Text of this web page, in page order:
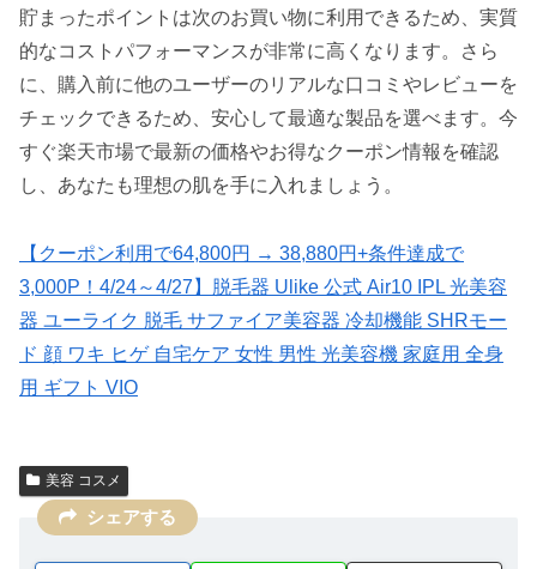
貯まったポイントは次のお買い物に利用できるため、実質
的なコストパフォーマンスが非常に高くなります。さら
に、購入前に他のユーザーのリアルな口コミやレビューを
チェックできるため、安心して最適な製品を選べます。今
すぐ楽天市場で最新の価格やお得なクーポン情報を確認
し、あなたも理想の肌を手に入れましょう。
【クーポン利用で64,800円 → 38,880円+条件達成で
3,000P！4/24～4/27】脱毛器 Ulike 公式 Air10 IPL 光美容
器 ユーライク 脱毛 サファイア美容器 冷却機能 SHRモー
ド 顔 ワキ ヒゲ 自宅ケア 女性 男性 光美容機 家庭用 全身
用 ギフト VIO
美容 コスメ
シェアする